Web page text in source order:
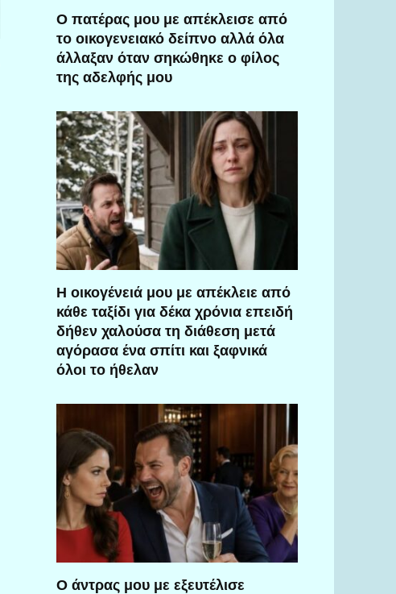
Ο πατέρας μου με απέκλεισε από
το οικογενειακό δείπνο αλλά όλα
άλλαξαν όταν σηκώθηκε ο φίλος
της αδελφής μου
Η οικογένειά μου με απέκλειε από
κάθε ταξίδι για δέκα χρόνια επειδή
δήθεν χαλούσα τη διάθεση μετά
αγόρασα ένα σπίτι και ξαφνικά
όλοι το ήθελαν
Ο άντρας μου με εξευτέλισε